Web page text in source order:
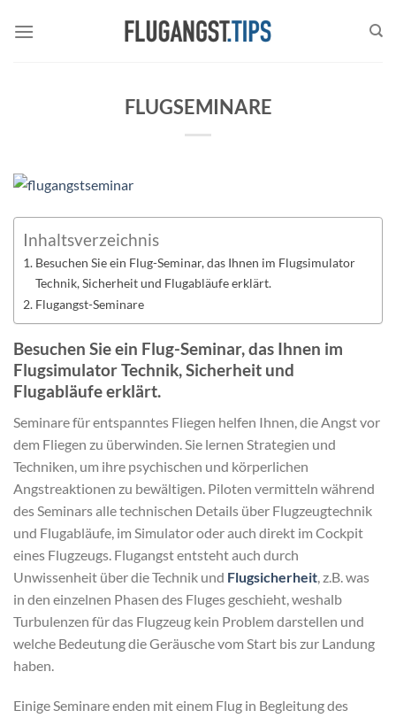
Inhalt
FLUGSEMINARE
Inhaltsverzeichnis
Besuchen Sie ein Flug-Seminar, das Ihnen im Flugsimulator
Technik, Sicherheit und Flugabläufe erklärt.
Flugangst-Seminare
Besuchen Sie ein Flug-Seminar, das Ihnen im
Flugsimulator Technik, Sicherheit und
Flugabläufe erklärt.
Seminare für entspanntes Fliegen helfen Ihnen, die Angst vor
dem Fliegen zu überwinden. Sie lernen Strategien und
Techniken, um ihre psychischen und körperlichen
Angstreaktionen zu bewältigen. Piloten vermitteln während
des Seminars alle technischen Details über Flugzeugtechnik
und Flugabläufe, im Simulator oder auch direkt im Cockpit
eines Flugzeugs. Flugangst entsteht auch durch
Unwissenheit über die Technik und Flugsicherheit , z.B. was
in den einzelnen Phasen des Fluges geschieht, weshalb
Turbulenzen für das Flugzeug kein Problem darstellen und
welche Bedeutung die Geräusche vom Start bis zur Landung
haben.
Einige Seminare enden mit einem Flug in Begleitung des